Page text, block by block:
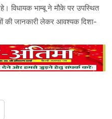
विधायक भाम्बू ने मौके पर उपस्थित
की जानकारी लेकर आवश्यक दिशा-